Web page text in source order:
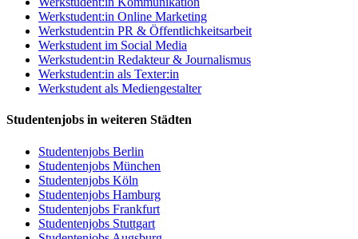
Werkstudent:in Online Marketing
Werkstudent:in PR & Öffentlichkeitsarbeit
Werkstudent im Social Media
Werkstudent:in Redakteur & Journalismus
Werkstudent:in als Texter:in
Werkstudent als Mediengestalter
Studentenjobs in weiteren Städten
Studentenjobs Berlin
Studentenjobs München
Studentenjobs Köln
Studentenjobs Hamburg
Studentenjobs Frankfurt
Studentenjobs Stuttgart